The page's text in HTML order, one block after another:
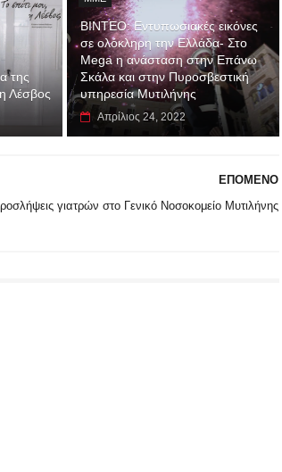
της
Λέσβος
ΒΙΝΤΕΟ: Εντυπωσιακές εικόνες
σε ολόκληρη την Ελλάδα- Στο
Mega η ανάσταση στην Επάνω
Σκάλα και στην Πυροσβεστική
υπηρεσία Μυτιλήνης
Απρίλιος 24, 2022
ΕΠΟΜΕΝΟ
γιατρών στο Γενικό Νοσοκομείο Μυτιλήνης